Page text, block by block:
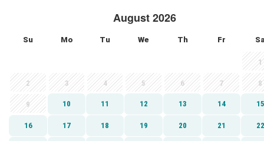
August 2026
Su Mo Tu We Th Fr
1
2 3 4 5 6 7 8
9 10 11 12 13 14 15
16 17 18 19 20 21 22